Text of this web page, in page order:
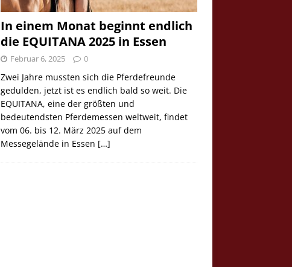
In einem Monat beginnt endlich
die EQUITANA 2025 in Essen
Februar 6, 2025 0
Zwei Jahre mussten sich die Pferdefreunde
gedulden, jetzt ist es endlich bald so weit. Die
EQUITANA, eine der größten und
bedeutendsten Pferdemessen weltweit, findet
vom 06. bis 12. März 2025 auf dem
Messegelände in Essen […]